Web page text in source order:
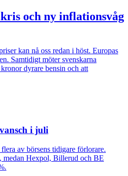
och ny inflationsvåg
kan nå oss redan i höst. Europas
Samtidigt möter svenskarna
dyrare bensin och att
i juli
av börsens tidigare förlorare.
medan Hexpol, Billerud och BE